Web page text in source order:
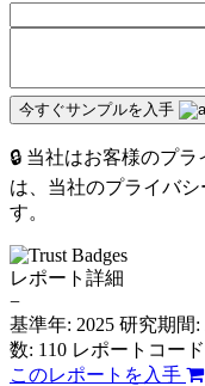
今すぐサンプルを入手
🔒 当社はお客様のプ
は、当社のプライバ
す。
レポート詳細
−
基準年: 2025 研究期間:
数: 110 レポートコー
このレポートを入手